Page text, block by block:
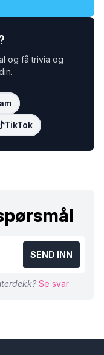
og få trivia og
TikTok
SEND INN
Se svar